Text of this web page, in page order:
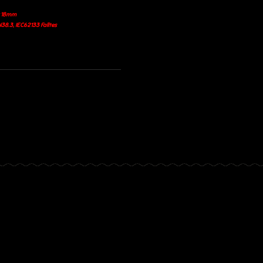
IEC62133 Falltes